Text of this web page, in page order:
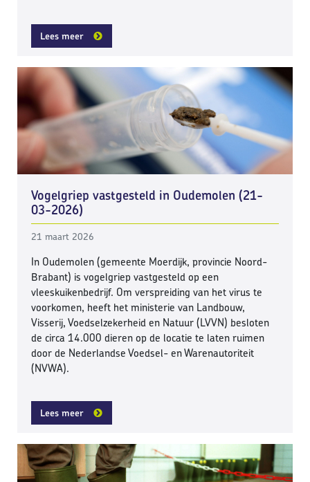
Lees meer
Vogelgriep vastgesteld in Oudemolen (21-
03-2026)
21 maart 2026
In Oudemolen (gemeente Moerdijk, provincie Noord-
Brabant) is vogelgriep vastgesteld op een
vleeskuikenbedrijf. Om verspreiding van het virus te
voorkomen, heeft het ministerie van Landbouw,
Visserij, Voedselzekerheid en Natuur (LVVN) besloten
de circa 14.000 dieren op de locatie te laten ruimen
door de Nederlandse Voedsel- en Warenautoriteit
(NVWA).
Lees meer